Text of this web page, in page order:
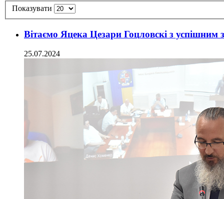
Показувати
Вітаємо Яцека Цезари Гоцловскі з успішним
25.07.2024